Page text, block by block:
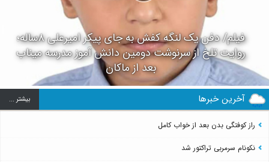
فیلم/ دفن یک لنگه کفش به جای پیکر امیرعلی ۸ساله؛
روایت تلخ از سرنوشت دومین دانش آموز مدرسه میناب
بعد از ماکان
آخرین خبرها بيشتر ...
راز کوفتگی بدن بعد از خواب کامل
نکونام سرمربی تراکتور شد